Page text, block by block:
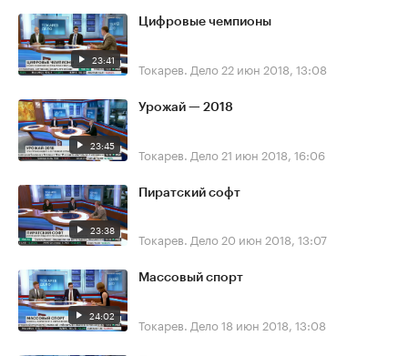
23:41
Цифровые чемпионы
Токарев. Дело 22 июн 2018, 13:08
23:45
Урожай — 2018
Токарев. Дело 21 июн 2018, 16:06
23:38
Пиратский софт
Токарев. Дело 20 июн 2018, 13:07
24:02
Массовый спорт
Токарев. Дело18 июн 2018, 13:08